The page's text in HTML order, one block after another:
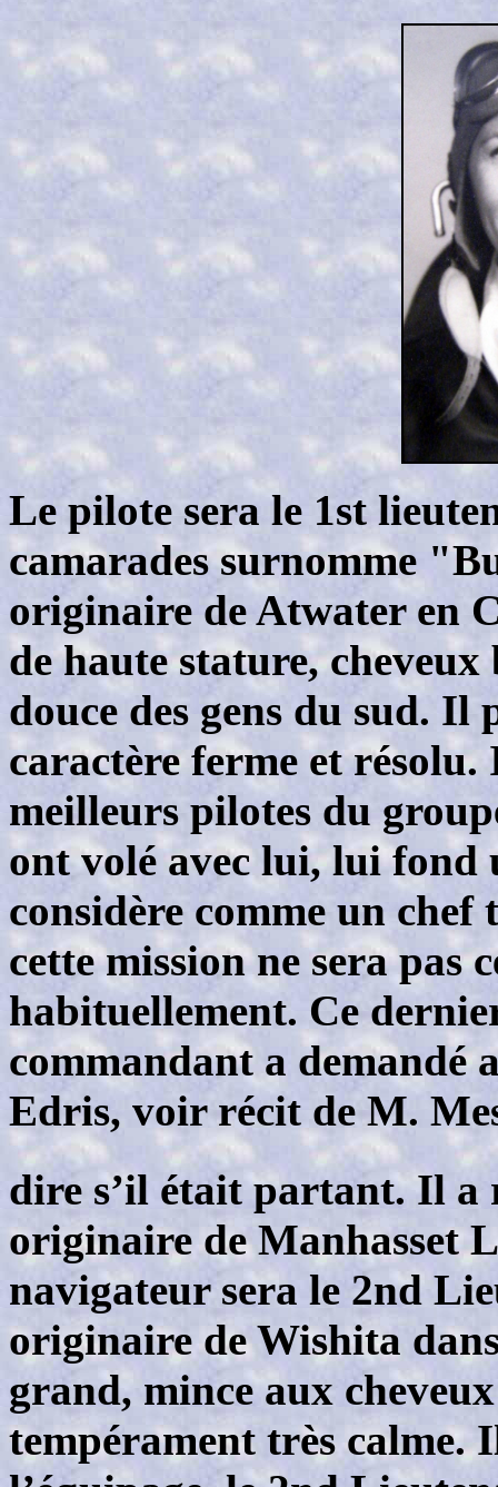
Le pilote sera le 1st
camarades surnomme
originaire de Atwater en
de haute stature,
douce des gens du sud. Il
caractère ferme et résolu.
meilleurs pilotes du
ont volé avec lui, lui fond
considère comme un
cette mission ne sera pas
habituellement. Ce
commandant a demandé
Edris, voir récit de M.
dire s’il était partant. Il a
originaire de Manhasset
navigateur sera le 2nd
originaire de Wishita
grand, mince aux
tempérament très calme.